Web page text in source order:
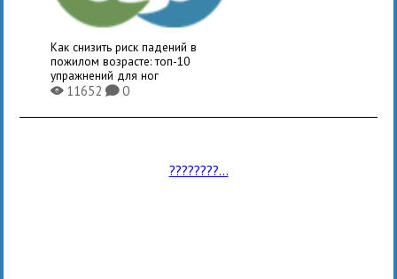
Как снизить риск падений в
пожилом возрасте: топ-10
упражнений для ног
X11652K0
????????...